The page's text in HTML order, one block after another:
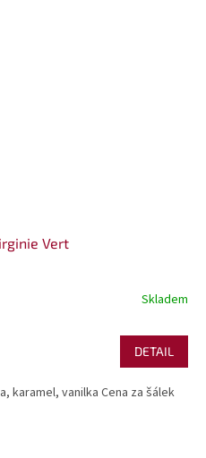
Vert
Skladem
DETAIL
karamel, vanilka Cena za šálek